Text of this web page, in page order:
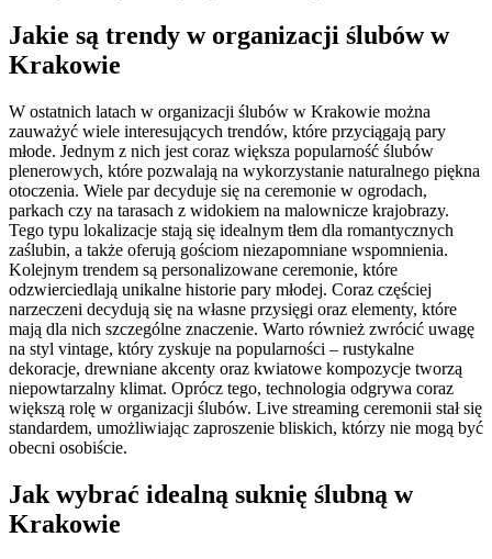
Jakie są trendy w organizacji ślubów w
Krakowie
W ostatnich latach w organizacji ślubów w Krakowie można
zauważyć wiele interesujących trendów, które przyciągają pary
młode. Jednym z nich jest coraz większa popularność ślubów
plenerowych, które pozwalają na wykorzystanie naturalnego piękna
otoczenia. Wiele par decyduje się na ceremonie w ogrodach,
parkach czy na tarasach z widokiem na malownicze krajobrazy.
Tego typu lokalizacje stają się idealnym tłem dla romantycznych
zaślubin, a także oferują gościom niezapomniane wspomnienia.
Kolejnym trendem są personalizowane ceremonie, które
odzwierciedlają unikalne historie pary młodej. Coraz częściej
narzeczeni decydują się na własne przysięgi oraz elementy, które
mają dla nich szczególne znaczenie. Warto również zwrócić uwagę
na styl vintage, który zyskuje na popularności – rustykalne
dekoracje, drewniane akcenty oraz kwiatowe kompozycje tworzą
niepowtarzalny klimat. Oprócz tego, technologia odgrywa coraz
większą rolę w organizacji ślubów. Live streaming ceremonii stał się
standardem, umożliwiając zaproszenie bliskich, którzy nie mogą być
obecni osobiście.
Jak wybrać idealną suknię ślubną w
Krakowie